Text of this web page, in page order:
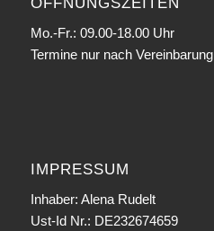
Mo.-Fr.: 09.00-18.00 Uhr
Termine nur nach Vereinbarung
IMPRESSUM
Inhaber: Alena Rudelt
Ust-Id Nr.: DE232674659